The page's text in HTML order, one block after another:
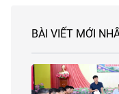
BÀI VIẾT MỚI